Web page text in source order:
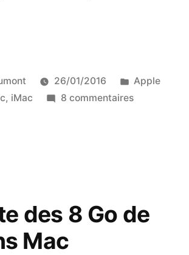
26/01/2016
Publié
dans
Apple
, iMac 8 commentairessur
Australie
des 8 Go de
Mac